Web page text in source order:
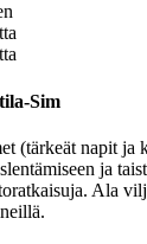
Sim
(tärkeät napit ja
ja
Ala